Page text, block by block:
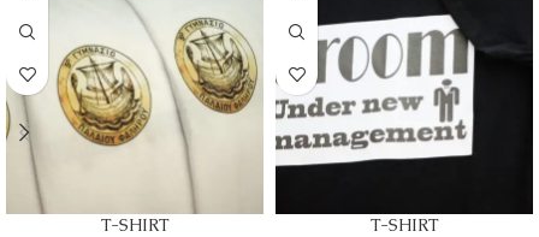
T-SHIRT T-SHIRT